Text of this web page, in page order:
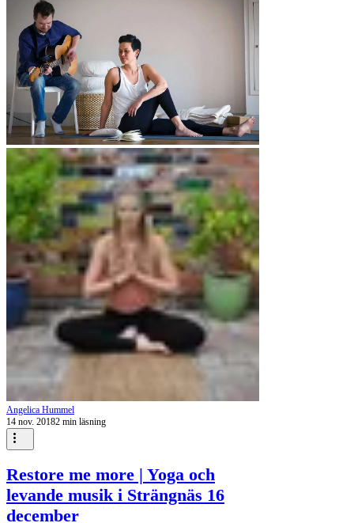
Angelica Hummel
14 nov. 20182 min läsning
Restore me more | Yoga och
levande musik i Strängnäs 16
december